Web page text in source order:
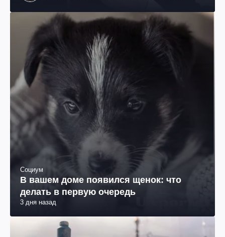
Социум
В вашем доме появился щенок: что
делать в первую очередь
3 дня назад